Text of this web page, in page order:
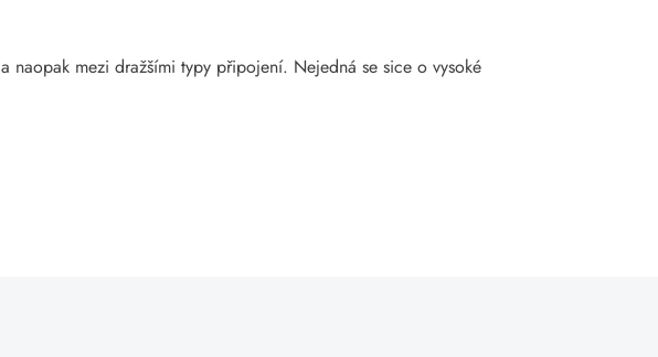
mezi dražšími typy připojení. Nejedná se sice o vysoké